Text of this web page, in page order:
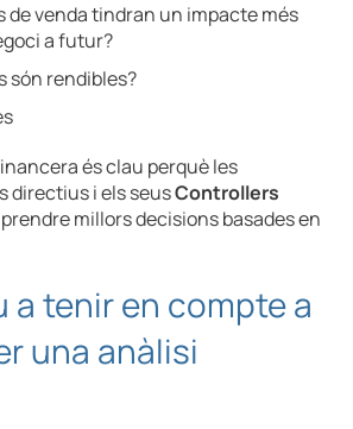
de venda tindran un impacte més
a futur?
són rendibles?
és clau perquè les
directius i els seusControllers
millors decisions basades en
a tenir en compte a
una anàlisi